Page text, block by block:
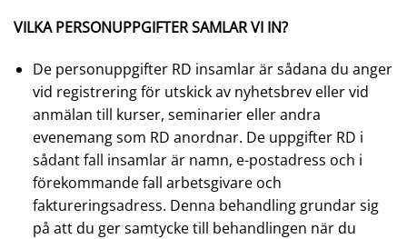
VILKA PERSONUPPGIFTER SAMLAR VI IN?
De personuppgifter RD insamlar är sådana du anger
vid registrering för utskick av nyhetsbrev eller vid
anmälan till kurser, seminarier eller andra
evenemang som RD anordnar. De uppgifter RD i
sådant fall insamlar är namn, e-postadress och i
förekommande fall arbetsgivare och
faktureringsadress. Denna behandling grundar sig
på att du ger samtycke till behandlingen när du